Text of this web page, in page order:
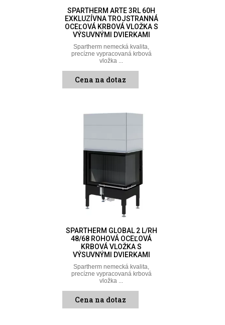
SPARTHERM ARTE 3RL 60H
EXKLUZÍVNA TROJSTRANNÁ
OCEĽOVÁ KRBOVÁ VLOŽKA S
VÝSUVNÝMI DVIERKAMI
Spartherm nemecká kvalita,
precízne vypracovaná krbová
vložka ...
Cena na dotaz
SPARTHERM GLOBAL 2 L/RH
48/68 ROHOVÁ OCEĽOVÁ
KRBOVÁ VLOŽKA S
VÝSUVNÝMI DVIERKAMI
Spartherm nemecká kvalita,
precízne vypracovaná krbová
vložka ...
Cena na dotaz